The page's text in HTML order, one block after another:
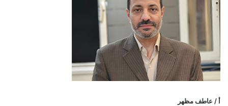
أ / عاطف مظهر